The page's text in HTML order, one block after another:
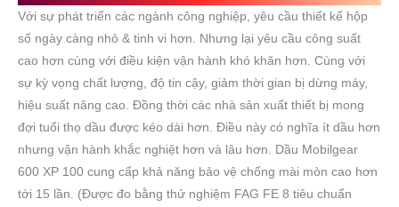
Với sự phát triển các ngành công nghiệp, yêu cầu thiết kế hộp
số ngày càng nhỏ & tinh vi hơn. Nhưng lại yêu cầu công suất
cao hơn cùng với điều kiện vận hành khó khăn hơn. Cùng với
sự kỳ vọng chất lượng, độ tin cậy, giảm thời gian bị dừng máy,
hiệu suất nâng cao. Đồng thời các nhà sản xuất thiết bị mong
đợi tuổi thọ dầu được kéo dài hơn. Điều này có nghĩa ít dầu hơn
nhưng vận hành khắc nghiệt hơn và lâu hơn. Dầu Mobilgear
600 XP 100 cung cấp khả năng bảo vệ chống mài mòn cao hơn
tới 15 lần. (Được đo bằng thử nghiệm FAG FE 8 tiêu chuẩn